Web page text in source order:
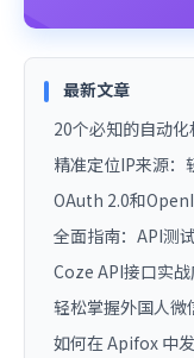
最新文章
20个必知的自动
精准定位IP来源：
OAuth 2.0和
全面指南：API测
Coze API接口实战
轻松掌握外国人微
如何在 Apifox 中